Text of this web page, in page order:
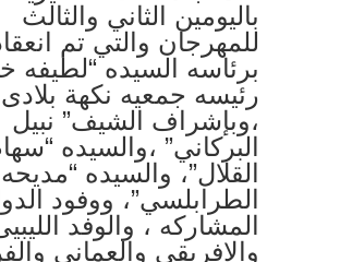
باليومين الثاني والثالث
للمهرجان والتي تم
برئاسه السيده “لطيفه
رئيسه جمعيه نكهة بلادى
،وبإشراف الشيف” نبيل
البركاني” ،والسيده
القلال”، والسيده “مديحه
الطرابلسي”، ووفود
المشاركه ، والوفد
والافريقى والعمانى